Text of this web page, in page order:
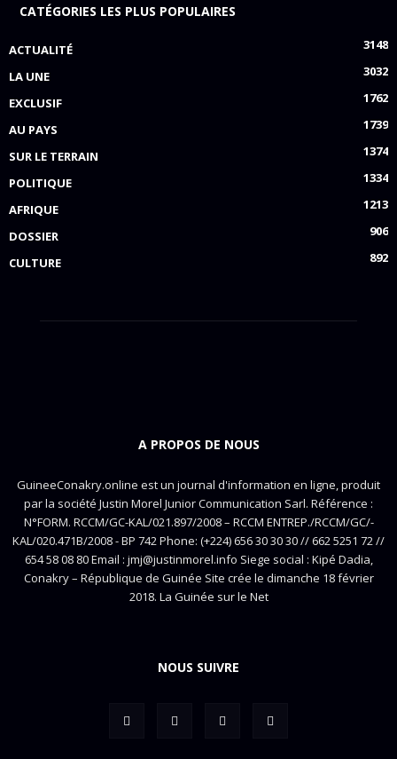
CATÉGORIES LES PLUS POPULAIRES
ACTUALITÉ
3148
LA UNE
3032
EXCLUSIF
1762
AU PAYS
1739
SUR LE TERRAIN
1374
POLITIQUE
1334
AFRIQUE
1213
DOSSIER
906
CULTURE
892
A PROPOS DE NOUS
GuineeConakry.online est un journal d'information en ligne, produit
par la société Justin Morel Junior Communication Sarl. Référence :
N°FORM. RCCM/GC-KAL/021.897/2008 – RCCM ENTREP./RCCM/GC/-
KAL/020.471B/2008 - BP 742 Phone: (+224) 656 30 30 30 // 662 5251 72 //
654 58 08 80 Email : jmj@justinmorel.info Siege social : Kipé Dadia,
Conakry – République de Guinée Site crée le dimanche 18 février
2018. La Guinée sur le Net
NOUS SUIVRE